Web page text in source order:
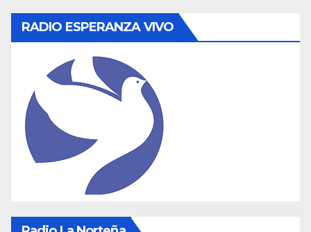
RADIO ESPERANZA VIVO